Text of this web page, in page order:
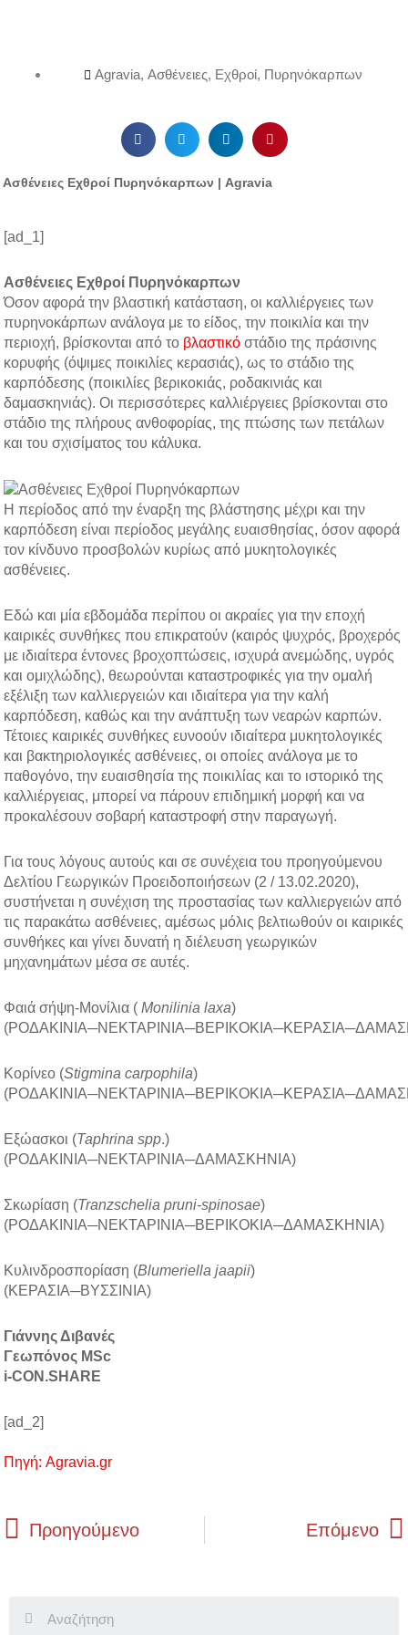
Agravia, Ασθένειες, Εχθροί, Πυρηνόκαρπων
Ασθένειες Εχθροί Πυρηνόκαρπων | Agravia
[ad_1]
Ασθένειες Εχθροί Πυρηνόκαρπων
Όσον αφορά την βλαστική κατάσταση, οι καλλιέργειες των
πυρηνοκάρπων ανάλογα με το είδος, την ποικιλία και την
περιοχή, βρίσκονται από το βλαστικό στάδιο της πράσινης
κορυφής (όψιμες ποικιλίες κερασιάς), ως το στάδιο της
καρπόδεσης (ποικιλίες βερικοκιάς, ροδακινιάς και
δαμασκηνιάς). Οι περισσότερες καλλιέργειες βρίσκονται στο
στάδιο της πλήρους ανθοφορίας, της πτώσης των πετάλων
και του σχισίματος του κάλυκα.
Η περίοδος από την έναρξη της βλάστησης μέχρι και την
καρπόδεση είναι περίοδος μεγάλης ευαισθησίας, όσον αφορά
τον κίνδυνο προσβολών κυρίως από μυκητολογικές
ασθένειες.
Εδώ και μία εβδομάδα περίπου οι ακραίες για την εποχή
καιρικές συνθήκες που επικρατούν (καιρός ψυχρός, βροχερός
με ιδιαίτερα έντονες βροχοπτώσεις, ισχυρά ανεμώδης, υγρός
και ομιχλώδης), θεωρούνται καταστροφικές για την ομαλή
εξέλιξη των καλλιεργειών και ιδιαίτερα για την καλή
καρπόδεση, καθώς και την ανάπτυξη των νεαρών καρπών.
Τέτοιες καιρικές συνθήκες ευνοούν ιδιαίτερα μυκητολογικές
και βακτηριολογικές ασθένειες, οι οποίες ανάλογα με το
παθογόνο, την ευαισθησία της ποικιλίας και το ιστορικό της
καλλιέργειας, μπορεί να πάρουν επιδημική μορφή και να
προκαλέσουν σοβαρή καταστροφή στην παραγωγή.
Για τους λόγους αυτούς και σε συνέχεια του προηγούμενου
Δελτίου Γεωργικών Προειδοποιήσεων (2 / 13.02.2020),
συστήνεται η συνέχιση της προστασίας των καλλιεργειών από
τις παρακάτω ασθένειες, αμέσως μόλις βελτιωθούν οι καιρικές
συνθήκες και γίνει δυνατή η διέλευση γεωργικών
μηχανημάτων μέσα σε αυτές.
Φαιά σήψη-Μονίλια ( Monilinia laxa)
Κορίνεο (Stigmina carpophila)
Εξώασκοι (Taphrina spp.)
(ΡΟΔΑΚΙΝΙΑ─ΝΕΚΤΑΡΙΝΙΑ─ΔΑΜΑΣΚΗΝΙΑ)
Σκωρίαση (Tranzschelia pruni-spinosae)
(ΡΟΔΑΚΙΝΙΑ─ΝΕΚΤΑΡΙΝΙΑ─ΒΕΡΙΚΟΚΙΑ─ΔΑΜΑΣΚΗΝΙΑ)
Κυλινδροσπορίαση (Blumeriella jaapii)
(ΚΕΡΑΣΙΑ─ΒΥΣΣΙΝΙΑ)
Γιάννης Διβανές
Γεωπόνος MSc
i-CON.SHARE
[ad_2]
Πηγή: Agravia.gr
Prev
Προηγούμενο Επόμενο